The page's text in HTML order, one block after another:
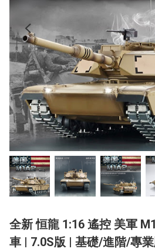
全新 恒龍 1:16 遙控 美軍
車 | 7.0S版 | 基礎/進階/專